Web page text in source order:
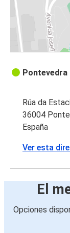
Pontevedra
Rúa da
36004
España
Ver esta
El
Opciones